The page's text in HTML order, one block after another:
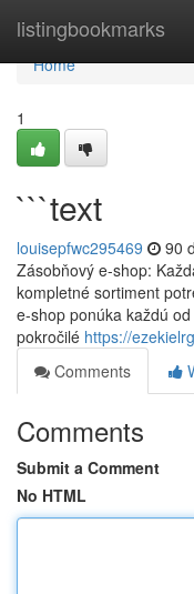
listingbookmarks
Home
Home
1
```text
louisepfwc295469 90
Zásobňový e-shop:
kompletné sortiment
e-shop ponúka každú
pokročilé https://
Comments
Comments
Submit a Comment
No HTML